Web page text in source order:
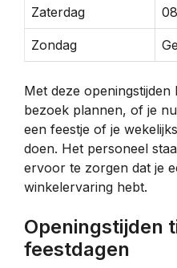
Zaterdag
Zondag
Met deze openingstijden
bezoek plannen, of je
een feestje of je
doen. Het personeel
ervoor te zorgen dat je
winkelervaring hebt.
Openingstijden tijdens
feestdagen